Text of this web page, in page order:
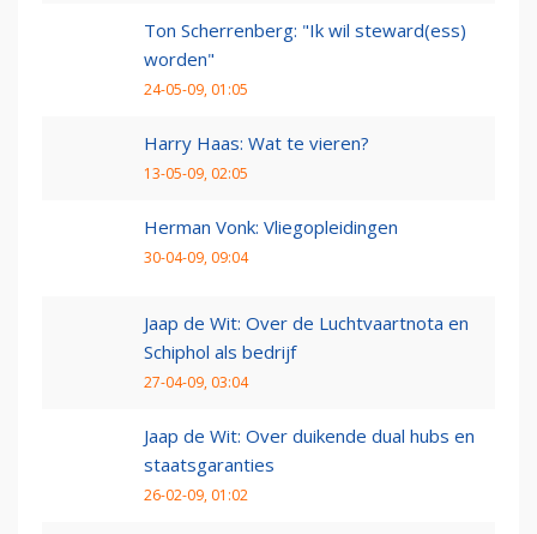
Ton Scherrenberg: "Ik wil steward(ess)
worden"
24-05-09, 01:05
Harry Haas: Wat te vieren?
13-05-09, 02:05
Herman Vonk: Vliegopleidingen
30-04-09, 09:04
Jaap de Wit: Over de Luchtvaartnota en
Schiphol als bedrijf
27-04-09, 03:04
Jaap de Wit: Over duikende dual hubs en
staatsgaranties
26-02-09, 01:02